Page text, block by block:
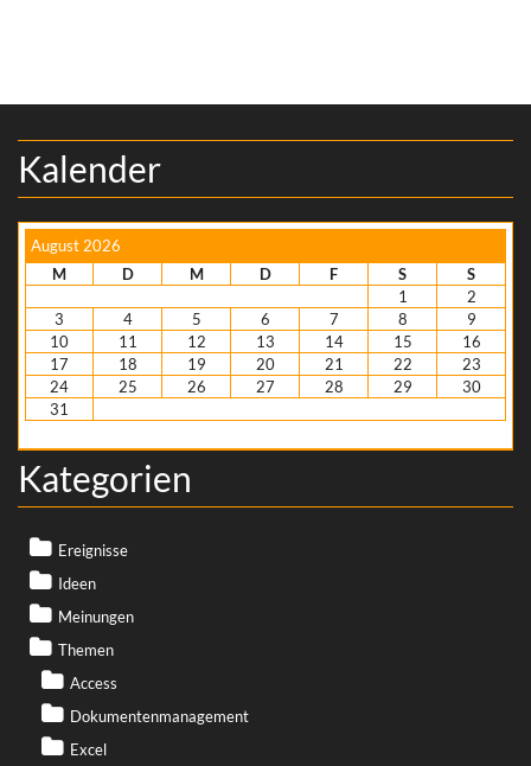
Kalender
August 2026
M
D M D F S
S
1
2
3
4 5 6 7 8
9
10
11 12 13 14 15
16
17
18 19 20 21 22
23
24
25 26 27 28 29
30
31
Kategorien
Ereignisse
Ideen
Meinungen
Themen
Access
Dokumentenmanagement
Excel